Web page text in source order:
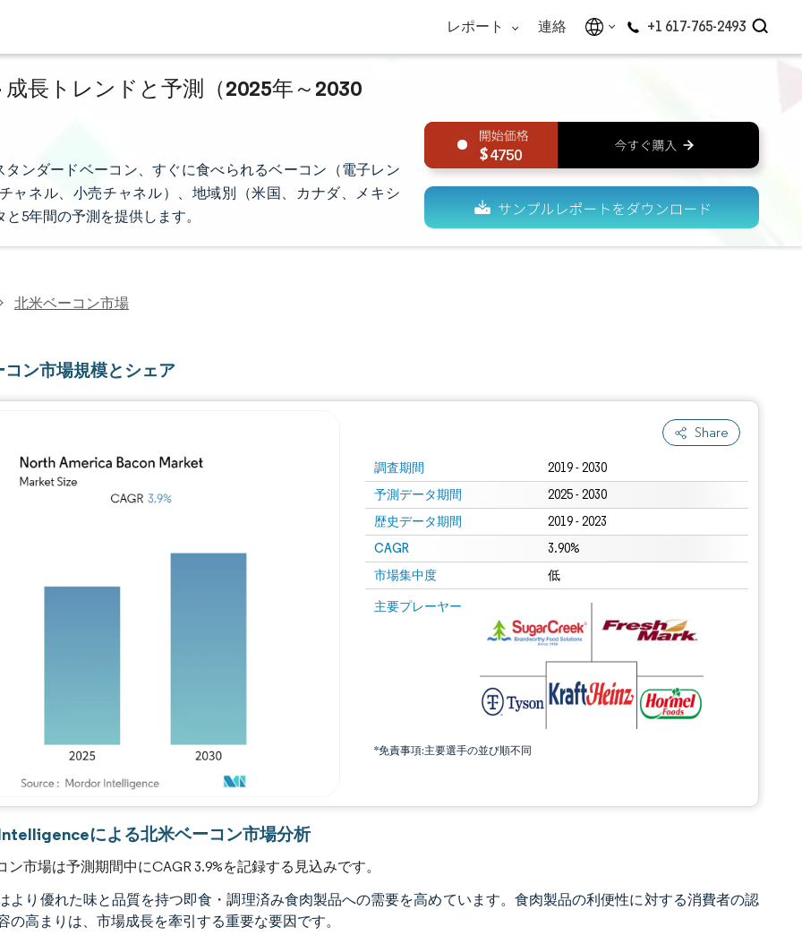
レポート 連絡 +1 617-765-2493
長トレンドと予測（2025年～2030
ンダードベーコン、すぐに食べられるベーコン（電子レン
ャネル、小売チャネル）、地域別（米国、カナダ、メキシ
5年間の予測を提供します。
4750
北米ベーコン市場
コン市場規模とシェア
Share
調査期間 2019 - 2030
予測データ期間 2025 - 2030
歴史データ期間 2019 - 2023
CAGR 3.90%
市場集中度 低
主要プレーヤー
*免責事項:主要選手の並び順不同
による北米ベーコン市場分析
ン市場は予測期間中にCAGR 3.9%を記録する見込みです。
より優れた味と品質を持つ即食・調理済み食肉製品への需要を高めています。食肉製品の利便性に対する消費者の認
の高まりは、市場成長を牽引する重要な要因です。